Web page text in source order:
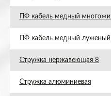
ПФ кабель медный
ПФ кабель медный луженый
Стружка нержавеющая 8
Стружка алюминиевая